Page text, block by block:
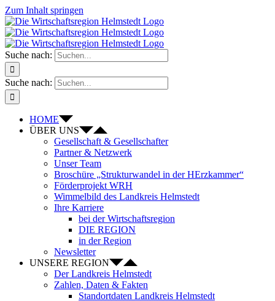
Zum Inhalt springen
Suche nach:
Suche nach:
HOME
ÜBER UNS
Gesellschaft & Gesellschafter
Partner & Netzwerk
Unser Team
Broschüre „Strukturwandel in der HErzkammer“
Förderprojekt WRH
Wimmelbild des Landkreis Helmstedt
Ihre Karriere
bei der Wirtschaftsregion
DIE REGION
in der Region
Newsletter
UNSERE REGION
Der Landkreis Helmstedt
Zahlen, Daten & Fakten
Standortdaten Landkreis Helmstedt